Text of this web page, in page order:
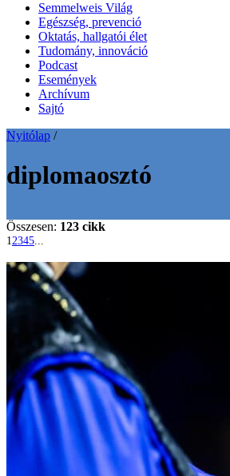
Semmelweis Világ
Egészség, prevenció
Oktatás, hallgatói élet
Tudomány, innováció
Podcast
Események
Archívum
Sajtó
Nyitólap /
diplomaosztó
Összesen: 123 cikk
12345...